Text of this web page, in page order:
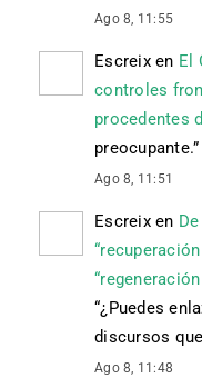
Ago 8, 11:55
Escreixen El
controles
procedentes
preocupante.”
Ago 8, 11:51
Escreixen
“¿Puedes
discursos
Ago 8, 11:48